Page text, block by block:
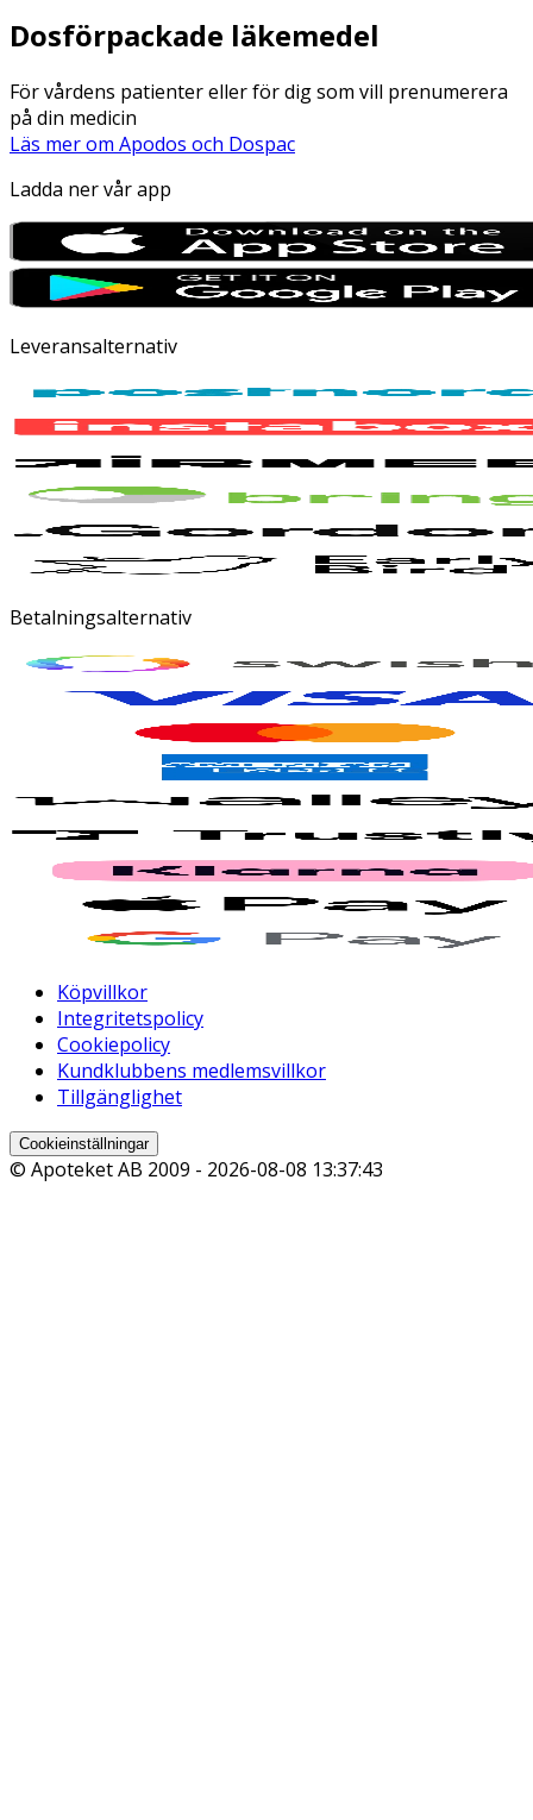
Dosförpackade läkemedel
För vårdens patienter eller för dig som vill prenumerera
på din medicin
Läs mer om Apodos och Dospac
Ladda ner vår app
Leveransalternativ
Betalningsalternativ
Köpvillkor
Integritetspolicy
Cookiepolicy
Kundklubbens medlemsvillkor
Tillgänglighet
Cookieinställningar
© Apoteket AB 2009 - 2026-08-08 13:37:43